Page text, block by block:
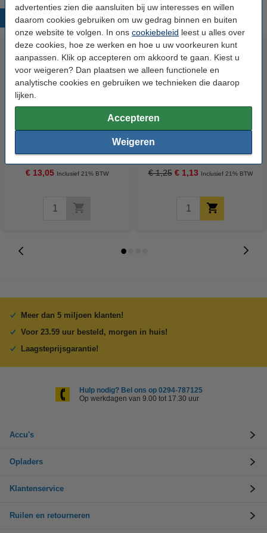
advertenties zien die aansluiten bij uw interesses en willen
daarom cookies gebruiken om uw gedrag binnen en buiten
onze website te volgen. In ons cookiebeleid leest u alles over
deze cookies, hoe ze werken en hoe u uw voorkeuren kunt
aanpassen. Klik op accepteren om akkoord te gaan. Kiest u
voor weigeren? Dan plaatsen we alleen functionele en
analytische cookies en gebruiken we technieken die daarop
lijken.
Accepteren
Weigeren
Populaire producten
123accu Xtreme Power AA /
MN1500 / LR6 alkaline batterij
(24 stuks, 2900 mAh)
€ 13,05 Inclusief 21% BTW
Varta V364 / SR621SW / SR60
zilveroxide knoopcel batterij 1
stuk
€ 1,25 € 1,13 Inclusief 21% BTW
Meer dan 5 miljoen klanten!
Voor 23.59 uur besteld, morgen in huis!
Laagsteprijsgarantie!
Hulp nodig? Bel ons op 0294-787125
Op werkdagen van 9.00 tot 17.30 uur
Accu's
Opladers
Klantenservice
Ruilen en retourneren